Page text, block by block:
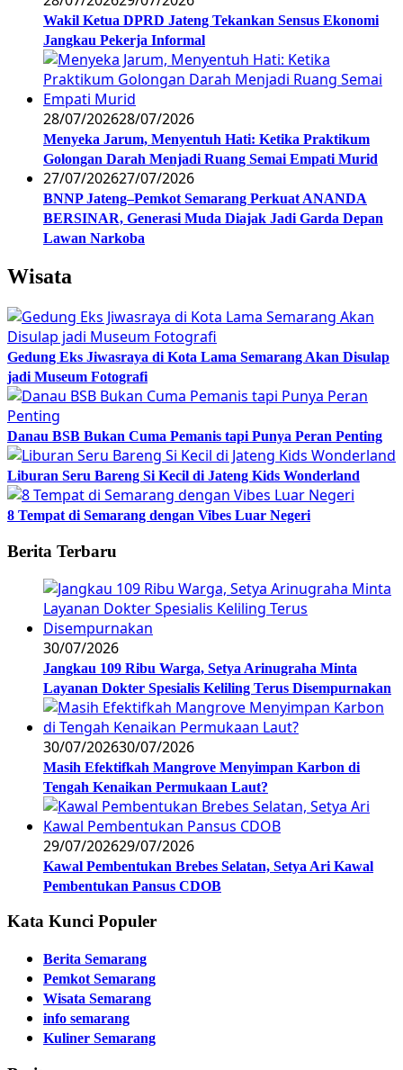
Wakil Ketua DPRD Jateng Tekankan Sensus Ekonomi
Jangkau Pekerja Informal
28/07/202628/07/2026
Menyeka Jarum, Menyentuh Hati: Ketika Praktikum
Golongan Darah Menjadi Ruang Semai Empati Murid
27/07/202627/07/2026
BNNP Jateng–Pemkot Semarang Perkuat ANANDA
BERSINAR, Generasi Muda Diajak Jadi Garda Depan
Lawan Narkoba
Wisata
Gedung Eks Jiwasraya di Kota Lama Semarang Akan Disulap
jadi Museum Fotografi
Danau BSB Bukan Cuma Pemanis tapi Punya Peran Penting
Liburan Seru Bareng Si Kecil di Jateng Kids Wonderland
8 Tempat di Semarang dengan Vibes Luar Negeri
Berita Terbaru
30/07/2026
Jangkau 109 Ribu Warga, Setya Arinugraha Minta
Layanan Dokter Spesialis Keliling Terus Disempurnakan
30/07/202630/07/2026
Masih Efektifkah Mangrove Menyimpan Karbon di
Tengah Kenaikan Permukaan Laut?
29/07/202629/07/2026
Kawal Pembentukan Brebes Selatan, Setya Ari Kawal
Pembentukan Pansus CDOB
Kata Kunci Populer
Berita Semarang
Pemkot Semarang
Wisata Semarang
info semarang
Kuliner Semarang